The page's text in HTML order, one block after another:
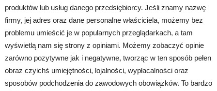
produktów lub usług danego przedsiębiorcy. Jeśli znamy nazwę
firmy, jej adres oraz dane personalne właściciela, możemy bez
problemu umieścić je w popularnych przeglądarkach, a tam
wyświetlą nam się strony z opiniami. Możemy zobaczyć opinie
zarówno pozytywne jak i negatywne, tworząc w ten sposób pełen
obraz czyichś umiejętności, lojalności, wypłacalności oraz
sposobów podchodzenia do zawodowych obowiązków. To bardzo